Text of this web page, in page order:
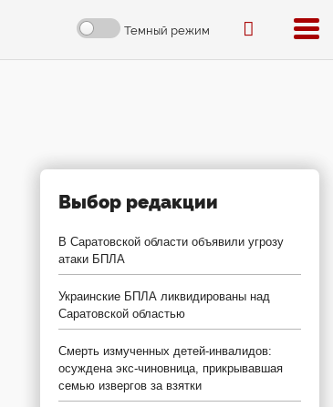
Темный режим
Выбор редакции
В Саратовской области объявили угрозу
атаки БПЛА
Украинские БПЛА ликвидированы над
Саратовской областью
Смерть измученных детей-инвалидов:
осуждена экс-чиновница, прикрывавшая
семью извергов за взятки